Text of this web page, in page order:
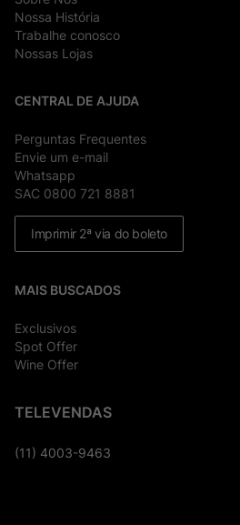
Nossa História
Trabalhe conosco
Nossas Lojas
CENTRAL DE AJUDA
Perguntas Frequentes
Envie um e-mail
Whatsapp
SAC 0800 721 8881
Imprimir 2ª via do boleto
MAIS BUSCADOS
Exclusivos
Spot Offer
Wine Offer
TELEVENDAS
(11) 4003-9463